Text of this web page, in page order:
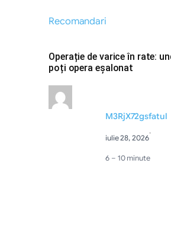
Recomandari
Operație de varice în rate:
poți opera eșalonat
M3RjX72gsfatul
iulie 28, 2026
·
6 – 10 minute